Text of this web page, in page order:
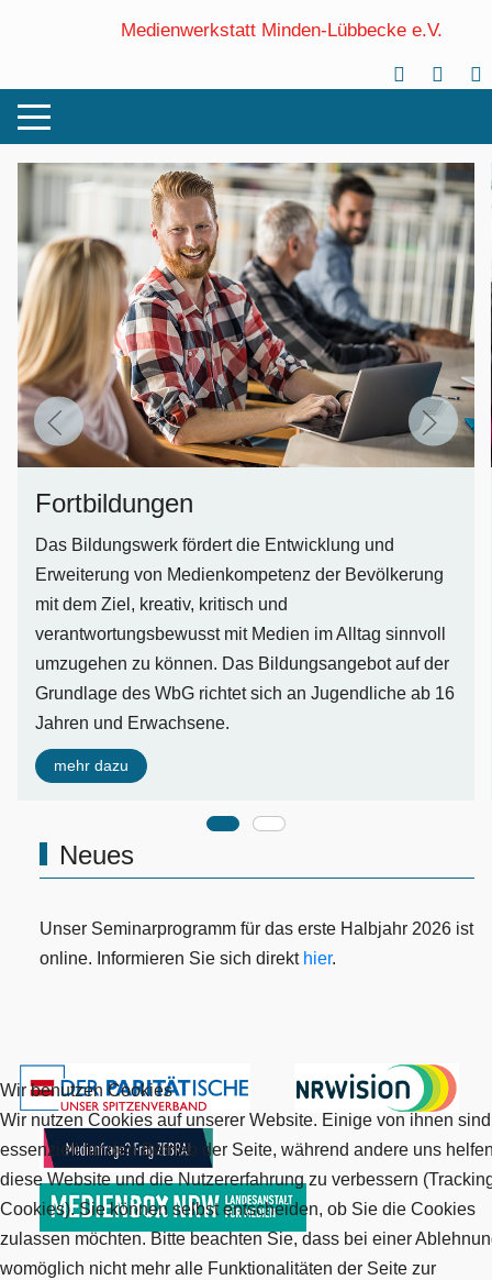
Medienwerkstatt Minden-Lübbecke e.V.
Fortbildungen
Das Bildungswerk fördert die Entwicklung und
Erweiterung von Medienkompetenz der Bevölkerung
mit dem Ziel, kreativ, kritisch und
verantwortungsbewusst mit Medien im Alltag sinnvoll
umzugehen zu können. Das Bildungsangebot auf der
Grundlage des WbG richtet sich an Jugendliche ab 16
Jahren und Erwachsene.
mehr dazu
Neues
Unser Seminarprogramm für das erste Halbjahr 2026 ist
online. Informieren Sie sich direkt hier.
Wir benutzen Cookies
Wir nutzen Cookies auf unserer Website. Einige von ihnen sind
essenziell für den Betrieb der Seite, während andere uns
diese Website und die Nutzererfahrung zu verbessern
Cookies). Sie können selbst entscheiden, ob Sie die Cookies
zulassen möchten. Bitte beachten Sie, dass bei einer
womöglich nicht mehr alle Funktionalitäten der Seite zur